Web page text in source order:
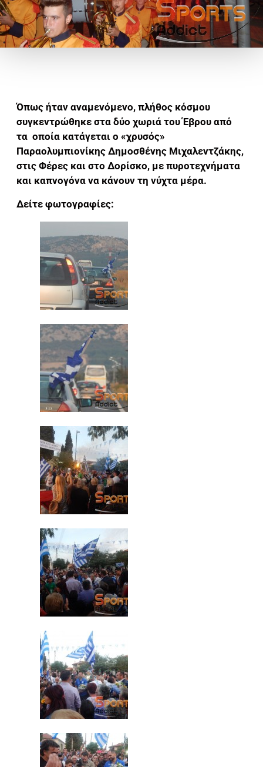
Όπως ήταν αναμενόμενο, πλήθος κόσμου
συγκεντρώθηκε στα δύο χωριά του Έβρου από
τα οποία κατάγεται ο «χρυσός»
Παραολυμπιονίκης Δημοσθένης Μιχαλεντζάκης,
στις Φέρες και στο Δορίσκο, με πυροτεχνήματα
και καπνογόνα να κάνουν τη νύχτα μέρα.
Δείτε φωτογραφίες: